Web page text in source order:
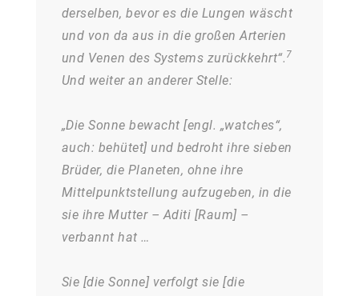
derselben, bevor es die Lungen wäscht
und von da aus in die großen Arterien
und Venen des Systems zurückkehrt“. 7
Und weiter an anderer Stelle:
„Die Sonne bewacht [engl. „watches“,
auch: behütet] und bedroht ihre sieben
Brüder, die Planeten, ohne ihre
Mittelpunktstellung aufzugeben, in die
sie ihre Mutter – Aditi [Raum] –
verbannt hat …
Sie [die Sonne] verfolgt sie [die